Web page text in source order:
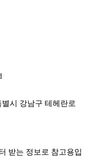
별시 강남구 테헤란로
받는 정보로 참고용입